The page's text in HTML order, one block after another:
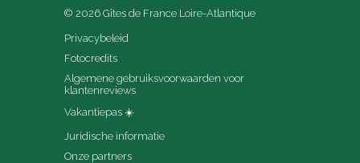
© 2026 Gîtes de France Loire-Atlantique
Privacybeleid
Fotocredits
Algemene gebruiksvoorwaarden voor
klantenreviews
Vakantiepas ☀️
Juridische informatie
Onze partners